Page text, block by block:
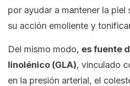
por ayudar a mantener la piel
su acción emoliente y
Del mismo modo, es fuente
linolénico (GLA), vinculado
en la presión arterial, el